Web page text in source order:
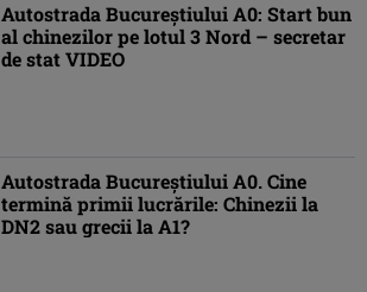
Autostrada Bucureștiului A0: Start bun
al chinezilor pe lotul 3 Nord – secretar
de stat VIDEO
Autostrada Bucureștiului A0. Cine
termină primii lucrările: Chinezii la
DN2 sau grecii la A1?